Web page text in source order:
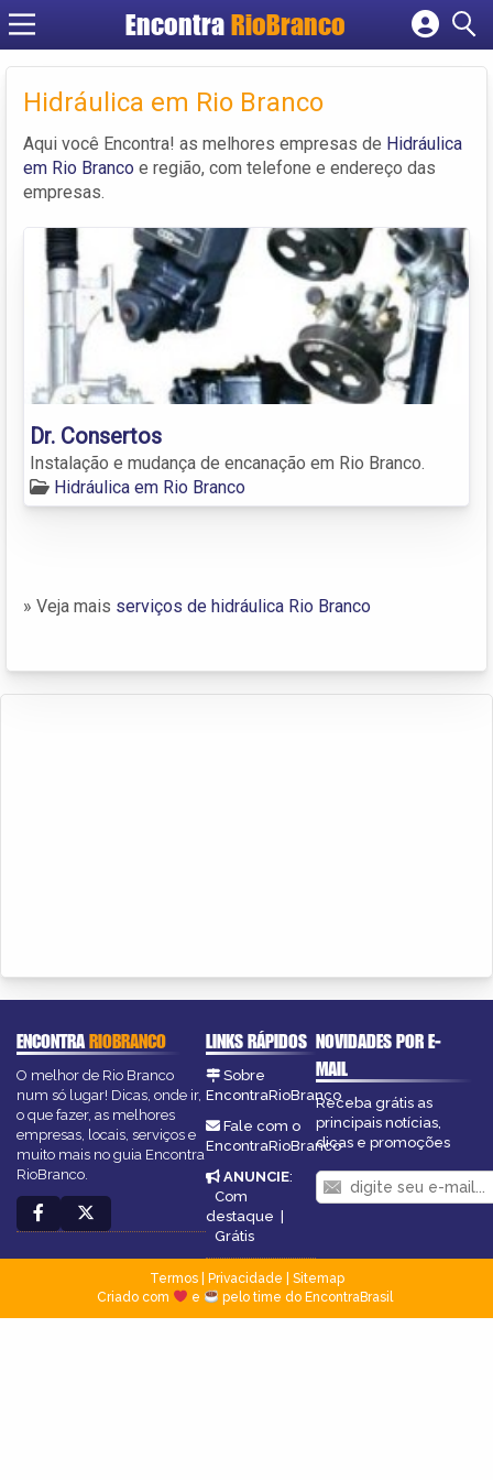
Encontra RioBranco
Cadastrar empresa
Criar conta
Hidráulica em Rio Branco
Aqui você Encontra! as melhores empresas de Hidráulica
em Rio Branco e região, com telefone e endereço das
empresas.
Dr. Consertos
Instalação e mudança de encanação em Rio Branco.
Hidráulica em Rio Branco
» Veja mais serviços de hidráulica Rio Branco
ENCONTRARIOBRANCO
O melhor de Rio Branco
num só lugar! Dicas, onde ir,
o que fazer, as melhores
empresas, locais, serviços e
muito mais no guia Encontra
RioBranco.
LINKS RÁPIDOS
Sobre
EncontraRioBranco
Fale com o
EncontraRioBranco
ANUNCIE:
Com
destaque |
Grátis
NOVIDADES POR E-
MAIL
Receba grátis as
principais notícias,
dicas e promoções
Termos| Privacidade
Sitemap
Criado com
e pelo time do EncontraBrasil